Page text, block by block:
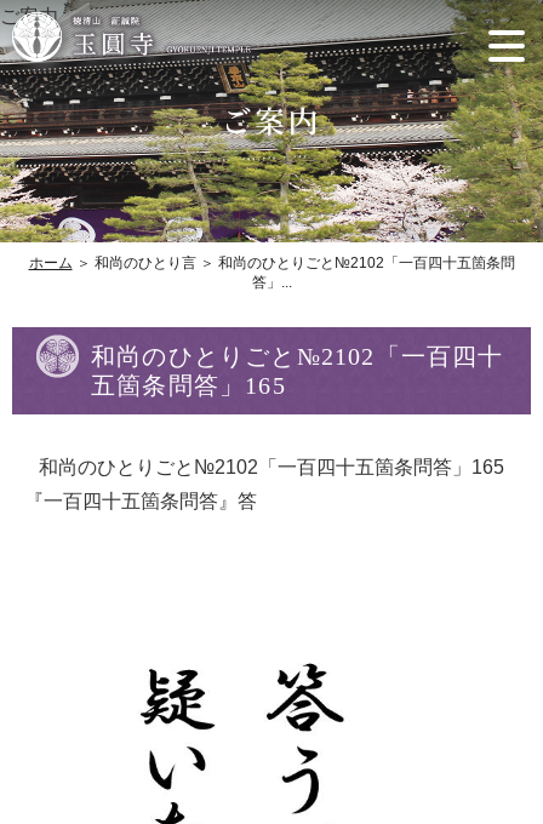
ご案内
ホーム ＞ 和尚のひとり言 ＞ 和尚のひとりごと№2102「一百四十五箇条問
答」...
和尚のひとりごと№2102「一百四十
五箇条問答」165
和尚のひとりごと№2102「一百四十五箇条問答」165
『一百四十五箇条問答』答